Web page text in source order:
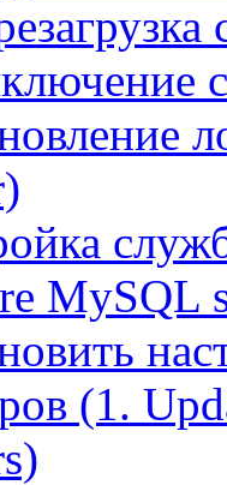
MySQL
(1.